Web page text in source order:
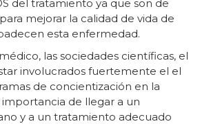
del tratamiento ya que son de
mejorar la calidad de vida de
esta enfermedad.
las sociedades científicas, el
involucrados fuertemente el el
de concientización en la
de llegar a un
y a un tratamiento adecuado